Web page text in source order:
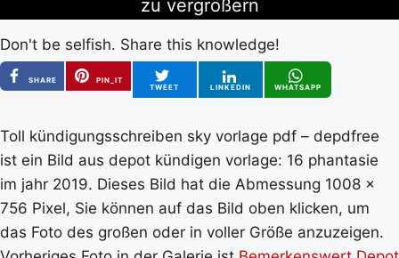
zu vergrößern
Don't be selfish. Share this knowledge!
SHARE
PIN_IT
TWEET
LINKEDIN WHATSAPP
Toll kündigungsschreiben sky vorlage pdf – depdfree
ist ein Bild aus depot kündigen vorlage: 16 phantasie
im jahr 2019. Dieses Bild hat die Abmessung 1008 x
756 Pixel, Sie können auf das Bild oben klicken, um
das Foto des großen oder in voller Größe anzuzeigen.